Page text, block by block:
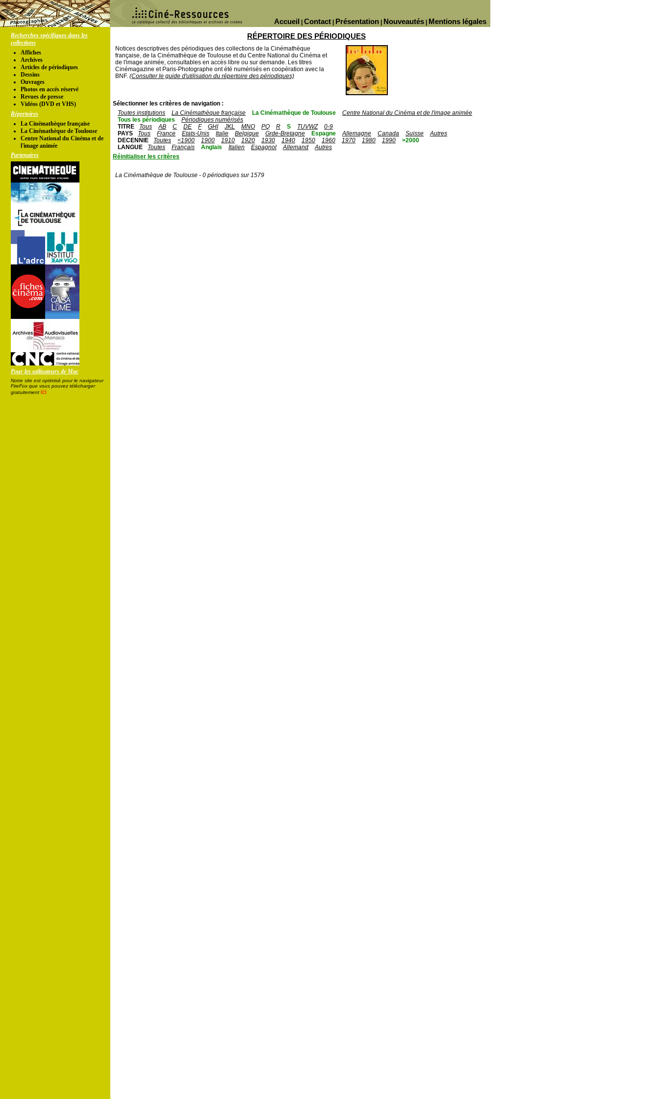
Mentions légales
Nouveautés
Présentation
Contact
Accueil
Recherches spécifiques dans les
collections
Affiches
Archives
Articles de périodiques
Dessins
Ouvrages
Photos en accés réservé
Revues de presse
Vidéos (DVD et VHS)
Répertoires
La Cinémathèque française
La Cinémathèque de Toulouse
Centre National du Cinéma et de
l'image animée
Partenaires
Pour les utilisateurs de Mac
Notre site est optimisé pour le navigateur
FireFox que vous pouvez télécharger
gratuitement ici
RÉPERTOIRE DES PÉRIODIQUES
Notices descriptives des périodiques des collections de la Cinémathèque
française, de la Cinémathèque de Toulouse et du Centre National du Cinéma et
de l'image animée, consultables en accès libre ou sur demande. Les titres
Cinémagazine et Paris-Photographe ont été numérisés en coopération avec la
BNF. (Consulter le guide d'utilisation du répertoire des périodiques)
Sélectionner les critères de navigation :
Toutes institutions
La Cinémathèque française La Cinémathèque de Toulouse
Centre National du Cinéma et de l'image animée
Tous les périodiques
Périodiques numérisés
TITRE
Tous AB C DE F GHI JKL MNO PQ R S TUVWZ
0-9
PAYS
Tous France Etats-Unis Italie Belgique Grde-Bretagne Espagne Allemagne Canada Suisse
Autres
DECENNIE
Toutes <1900 1900 1910 1920 1930 1940 1950 1960 1970 1980 1990
>2000
LANGUE
Toutes Français Anglais Italien Espagnol Allemand
Autres
Réinitialiser les critères
La Cinémathèque de Toulouse - 0 périodiques sur 1579